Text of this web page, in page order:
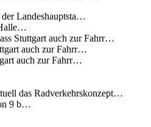
Landeshauptsta…
Stuttgart auch zur Fahrr…
auch zur Fahrr…
auch zur Fahrr…
das Radverkehrskonzept…
9 b…